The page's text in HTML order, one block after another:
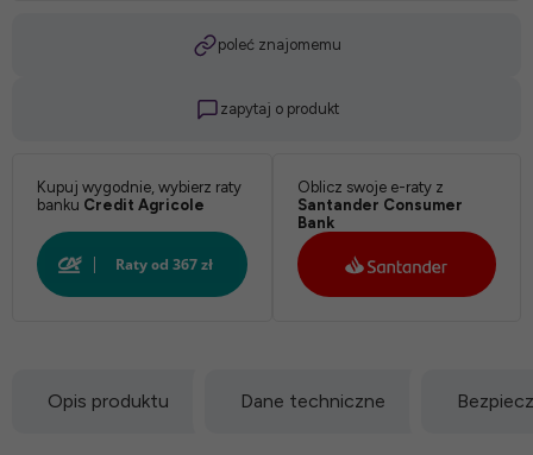
poleć znajomemu
zapytaj o produkt
Kupuj wygodnie, wybierz raty
banku Credit Agricole
Oblicz swoje e-raty z
Santander Consumer
Bank
Opis produktu Dane techniczne